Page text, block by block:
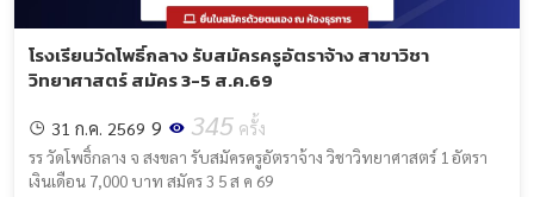
โรงเรียนวัดโพธิ์กลาง รับสมัครครูอัตราจ้าง สาขาวิชา
วิทยาศาสตร์ สมัคร 3-5 ส.ค.69
31 ก.ค. 2569 9 345 ครั้ง
รร วัดโพธิ์กลาง จ สงขลา รับสมัครครูอัตราจ้าง วิชาวิทยาศาสตร์ 1 อัตรา
เงินเดือน 7,000 บาท สมัคร 3 5 ส ค 69